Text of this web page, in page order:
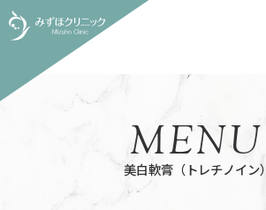
美白軟膏（トレチノイン）
MENU